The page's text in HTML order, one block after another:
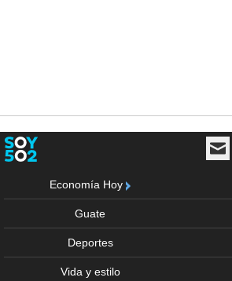
Economía Hoy
Guate
Deportes
Vida y estilo